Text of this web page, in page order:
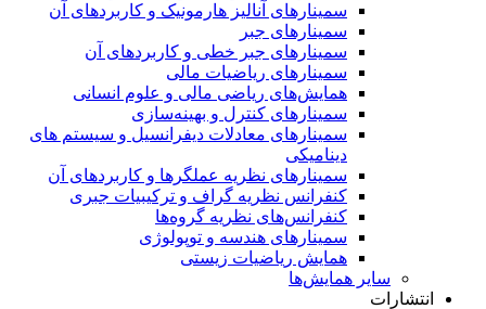
سمینارهای آنالیز هارمونیک و کاربردهای آن
سمینار‌های جبر
سمینارهای جبر خطی و کاربردهای آن
سمینار‌های ریاضیات مالی
همایش‌های ریاضی مالی و علوم انسانی
سمینارهای کنترل و بهینه‌سازی
سمینارهای معادلات دیفرانسیل و سیستم های
دینامیکی
سمینار‌های نظریه عملگرها و کاربردهای آن
کنفرانس نظریه گراف و ترکیبیات جبری
کنفرانس‌های نظریه گروه‌ها
سمینار‌های هندسه و توپولوژی
همایش ریاضیات زیستی
سایر همایش‌ها
انتشارات